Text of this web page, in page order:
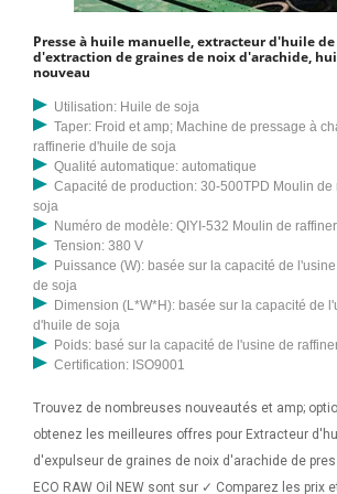
Presse à huile manuelle, extracteur d'huile
d'extraction de graines de noix d'arachide,
nouveau
Utilisation: Huile de soja
Taper: Froid et amp; Machine de pressage à
raffinerie d'huile de soja
Qualité automatique: automatique
Capacité de production: 30-500TPD Moulin de
soja
Numéro de modèle: QIYI-532 Moulin de
Tension: 380 V
Puissance (W): basée sur la capacité de
de soja
Dimension (L*W*H): basée sur la capacité de
d'huile de soja
Poids: basé sur la capacité de l'usine de
Certification: ISO9001
Trouvez de nombreuses nouveautés et amp;
obtenez les meilleures offres pour Extracteur
d'expulseur de graines de noix d'arachide de
ECO RAW Oil NEW sont sur ✓ Comparez les prix